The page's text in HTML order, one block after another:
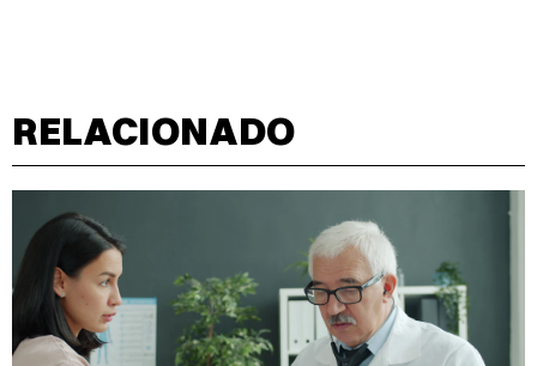
RELACIONADO